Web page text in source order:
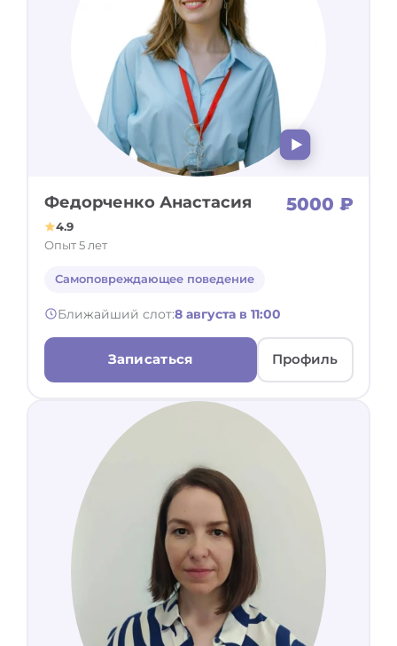
Федорченко Анастасия 5000 ₽
4.9
Опыт 5 лет
Самоповреждающее поведение
Ближайший слот:8 августа в 11:00
Записаться Профиль